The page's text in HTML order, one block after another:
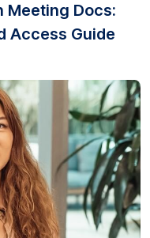
Docs:
Access Guide